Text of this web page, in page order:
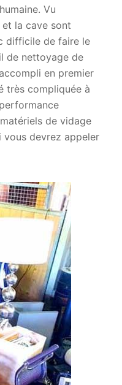
Vu
et la cave sont
difficile de faire le
de nettoyage de
en premier
très compliquée à
de vidage
vous devrez appeler